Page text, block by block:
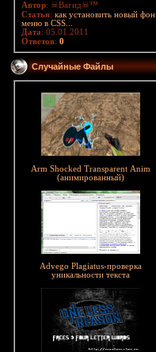
Автор: ☠Вагид☠™
Статья: как установить новый фон
меню в CSS...
Дата: 05.01.2011
Ответов: 0
Случайные Файлы
Arm Shocked Transparent Anim
(анимированный)
Advego Plagiatus-проверка
уникальности текста